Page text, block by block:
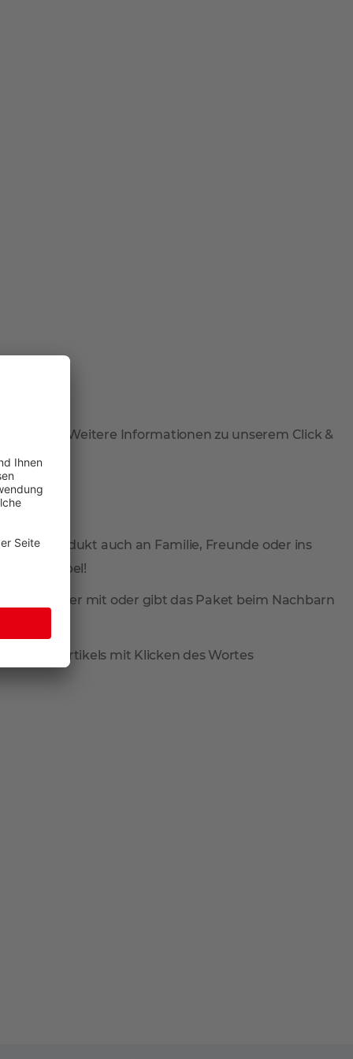
Weitere Informationen zu unserem Click &
Ihr Produkt auch an Familie, Freunde oder ins
total flexibel!
wieder mit oder gibt das Paket beim Nachbarn
des Artikels mit Klicken des Wortes